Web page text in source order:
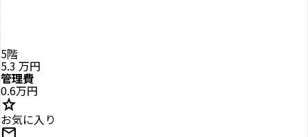
5階
5.3 万円
管理費
0.6万円
star
お気に入り